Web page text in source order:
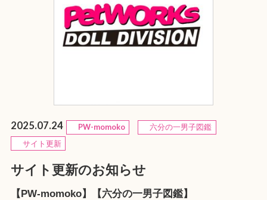
2025.07.24 PW-momoko
六分の一男子図鑑
サイト更新
サイト更新のお知らせ
【PW-momoko】【六分の一男子図鑑】